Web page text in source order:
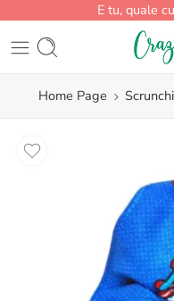
E tu, quale
Home Page